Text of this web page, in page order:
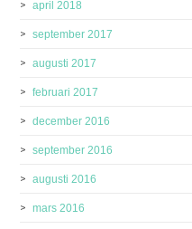
april 2018
september 2017
augusti 2017
februari 2017
december 2016
september 2016
augusti 2016
mars 2016